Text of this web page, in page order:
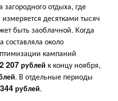
отдыха, где
десятками тысяч
быть заоблачной. Когда
составляла около
кампаний
2 207 рублей к концу ноября,
. В отдельные периоды
рублей.